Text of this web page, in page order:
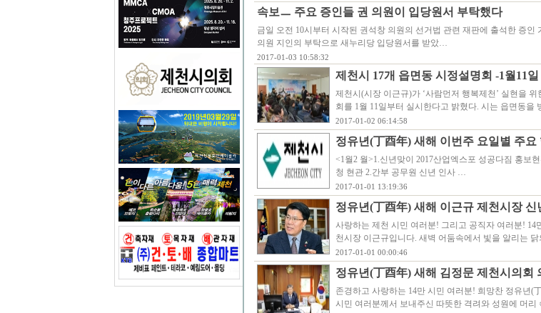
속보ㅡ 주요 증인들 권 의원이 입당원서 부탁했다
금일 오전 10시부터 시작된 권석창 의원의 선거법 관련 재판에 출석한 증인
의원 지인의 부탁으로 새누리당 입당원서를 받았…
2017-01-03 10:58:32
제천시 17개 읍면동 시정설명회 -1월11
제천시(시장 이근규)가 ‘사람먼저 행복제천’ 실현을
회를 1월 11일부터 실시한다고 밝혔다. 시는 읍면동을
2017-01-02 06:14:58
정유년(丁酉年) 새해 이번주 요일별 주
<1월2 월>1.신년맞이 2017산업엑스포 성공다짐 홍보
청 현관 2.간부 공무원 신년 인사 …
2017-01-01 13:19:36
정유년(丁酉年) 새해 이근규 제천시장
사랑하는 제천 시민 여러분! 그리고 공직자 여러분! 14
천시장 이근규입니다. 새벽 어둠속에서 빛을 알리는
2017-01-01 00:00:46
정유년(丁酉年) 새해 김정문 제천시의회
존경하고 사랑하는 14만 시민 여러분! 희망찬 정유년(
시민 여러분께서 보내주신 따뜻한 격려와 성원에 머